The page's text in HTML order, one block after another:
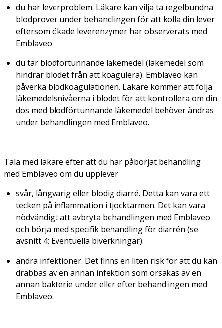
du har leverproblem. Läkare kan vilja ta regelbundna
blodprover under behandlingen för att kolla din lever
eftersom ökade leverenzymer har observerats med
Emblaveo
du tar blodförtunnande läkemedel (läkemedel som
hindrar blodet från att koagulera). Emblaveo kan
påverka blodkoagulationen. Läkare kommer att följa
läkemedelsnivåerna i blodet för att kontrollera om din
dos med blodförtunnande läkemedel behöver ändras
under behandlingen med Emblaveo.
Tala med läkare efter att du har påbörjat behandling
med Emblaveo om du upplever
svår, långvarig eller blodig diarré. Detta kan vara ett
tecken på inflammation i tjocktarmen. Det kan vara
nödvändigt att avbryta behandlingen med Emblaveo
och börja med specifik behandling för diarrén (se
avsnitt 4: Eventuella biverkningar).
andra infektioner. Det finns en liten risk för att du kan
drabbas av en annan infektion som orsakas av en
annan bakterie under eller efter behandlingen med
Emblaveo.